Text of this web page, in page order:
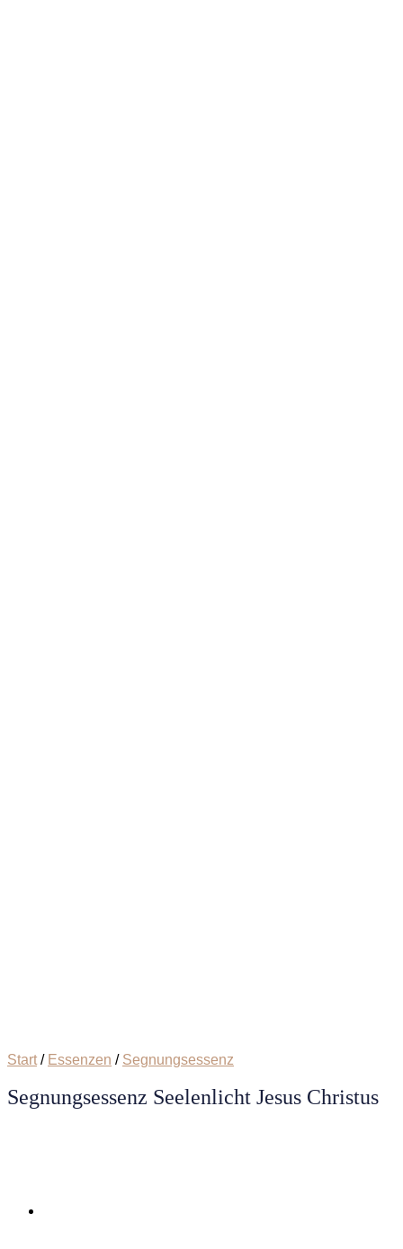
Start / Essenzen / Segnungsessenz
Segnungsessenz Seelenlicht Jesus Christus